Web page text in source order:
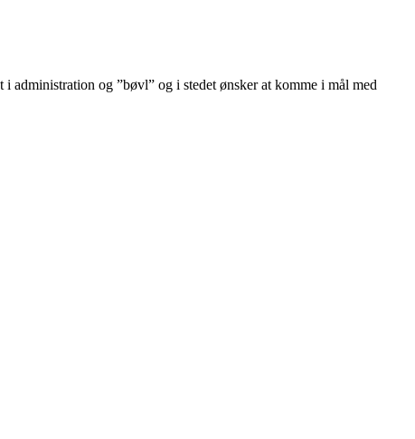
og ”bøvl” og i stedet ønsker at komme i mål med